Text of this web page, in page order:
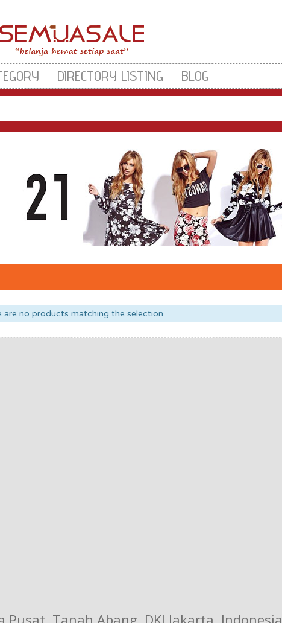
DIRECTORY LISTING BLOG
are no products matching the selection.
Tanah Abang, DKI Jakarta, Indonesia